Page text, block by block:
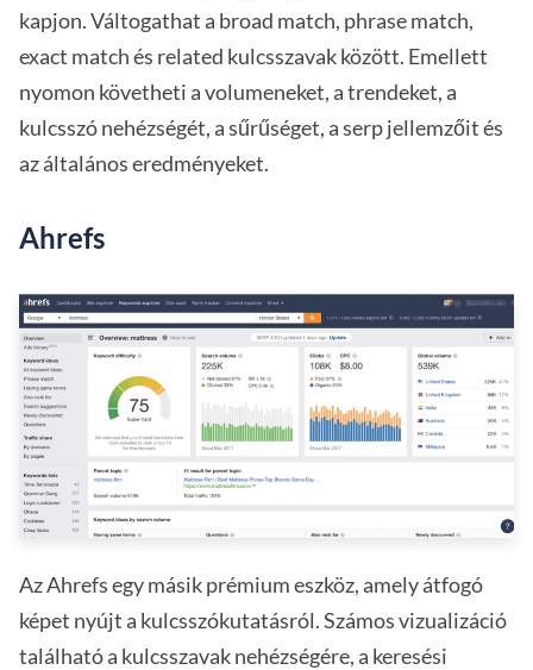
kapjon. Váltogathat a broad match, phrase match,
exact match és related kulcsszavak között. Emellett
nyomon követheti a volumeneket, a trendeket, a
kulcsszó nehézségét, a sűrűséget, a serp jellemzőit és
az általános eredményeket.
Ahrefs
Az Ahrefs egy másik prémium eszköz, amely átfogó
képet nyújt a kulcsszókutatásról. Számos vizualizáció
található a kulcsszavak nehézségére, a keresési